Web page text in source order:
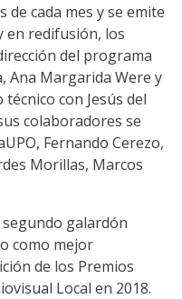
de cada mes y se emite
en redifusión, los
del programa
Ana Margarida Were y
con Jesús del
colaboradores se
Fernando Cerezo,
Morillas, Marcos
galardón
como mejor
de los Premios
Local en 2018.